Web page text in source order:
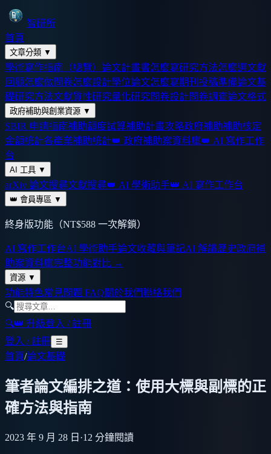
智研所
首頁
文章分類 ▼
學術寫作指南（總覽） 論文計畫書怎麼寫研究方法怎麼選文獻
回顧怎麼做問卷怎麼設計學位論文怎麼寫期刊投稿準備論文基
礎研究方法文獻質性研究量化研究問卷設計問卷調查論文格式
政府補助與創業資源 ▼
SBIR 申請指南補助額度試算補助計畫攻略政府補助補助核定
金額統計各產業補助統計👑 政府補助案資料庫👑 AI 寫作工作
台
AI 工具 ▼
arXiv 論文搜尋文獻搜尋👑 AI 學術助手👑 AI 寫作工作台
👑 會員專區 ▼
終身版功能（NT$588 一次解鎖）
AI 寫作工作台AI 學術助手論文收藏與筆記AI 解讀歷史政府補
助案資料庫完整功能對比 →
資源 ▼
功能特色常見問題 FAQ關於我們聯絡我們
🔍
🔍👑 升級登入 / 註冊
登入 / 註冊 ☰
首頁/論文基礎
筆者論文編排之道：使用大標與副標的正
確方法與指南
2023 年 9 月 28 日 ·12 分鐘閱讀